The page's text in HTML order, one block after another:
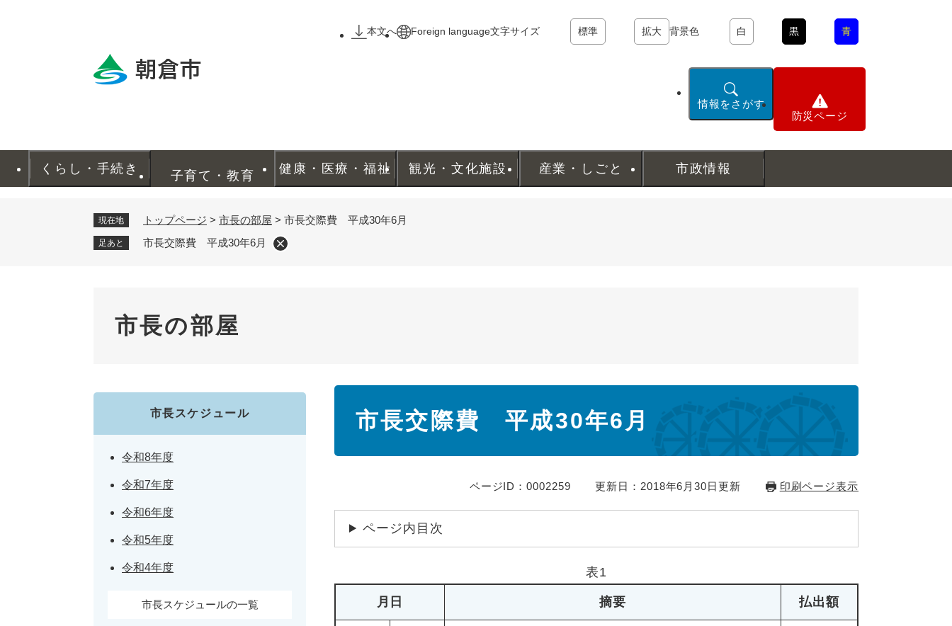
本文へ
Foreign language文字サイズ 標準 拡大 背景色 白 黒 青
情報をさがす
防災ページ
くらし・手続き 子育て・教育 健康・医療・福祉 観光・文化施設 産業・しごと 市政情報
現在地 トップページ > 市長の部屋 > 市長交際費 平成30年6月
足あと 市長交際費 平成30年6月
市長の部屋
市長交際費 平成30年6月
ページID：0002259 更新日：2018年6月30日更新 印刷ページ表示
ページ内目次
表1
月日 摘要 払出額
市長スケジュール
令和8年度
令和7年度
令和6年度
令和5年度
令和4年度
市長スケジュールの一覧